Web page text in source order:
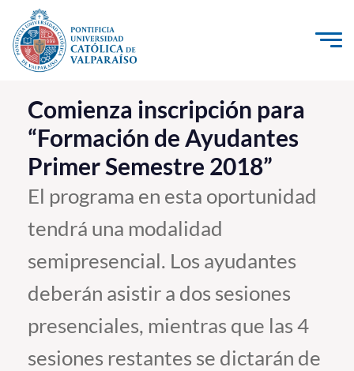
Click acá para ir directamente al contenido
La Universidad
Investigación, Creación e Innovación
PUCV Internacional
Vinculación con el Medio
Admisión
Pregrado
Comienza inscripción para
“Formación de Ayudantes
Primer Semestre 2018”
El programa en esta oportunidad
tendrá una modalidad
semipresencial. Los ayudantes
deberán asistir a dos sesiones
presenciales, mientras que las 4
sesiones restantes se dictarán de